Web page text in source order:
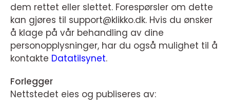
dem rettet eller slettet. Forespørsler om dette
kan gjøres til support@klikko.dk. Hvis du ønsker
å klage på vår behandling av dine
personopplysninger, har du også mulighet til å
kontakte Datatilsynet.
Forlegger
Nettstedet eies og publiseres av: